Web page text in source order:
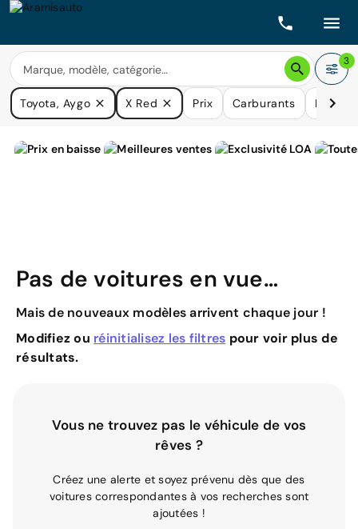
3
Toyota, Aygo X Red Prix Carburants Boîtes
Pas de voitures en vue…
Mais de nouveaux modèles arrivent chaque jour !
Modifiez ou réinitialisez les filtres pour voir plus de
résultats.
Vous ne trouvez pas le véhicule de vos
rêves ?
Créez une alerte et soyez prévenu dès que des
voitures correspondantes à vos recherches sont
ajoutées !